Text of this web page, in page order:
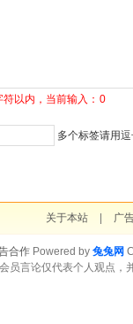
以内，当前输入： 0
多个标签请用
关于本站 广
Powered by 兔兔网
员言论仅代表个人观点，